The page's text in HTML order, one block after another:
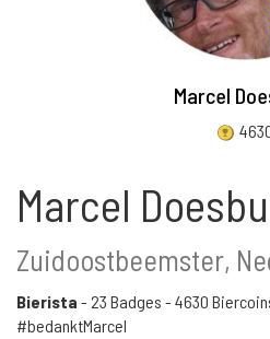
Marcel
Marcel
Zuidoostbeemster,
Bierista - 23 Badges - 4630
#bedanktMarcel